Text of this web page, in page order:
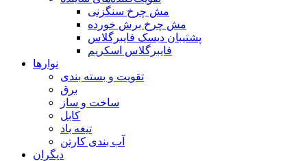
مش چرخ سنگزنی
مش چرخ برش خورده
پشتیبان دیسک فایبرگلاس
فایبرگلاس اسکریم
نوارها
تقویت و بسته بندی
برق
ساخت و ساز
کابل
تیغه باد
آب بندی کارتن
دیگران